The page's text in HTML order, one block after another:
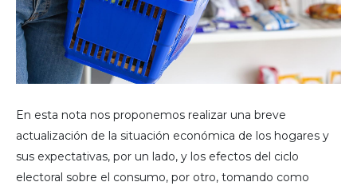
En esta nota nos proponemos realizar una breve
actualización de la situación económica de los hogares y
sus expectativas, por un lado, y los efectos del ciclo
electoral sobre el consumo, por otro, tomando como